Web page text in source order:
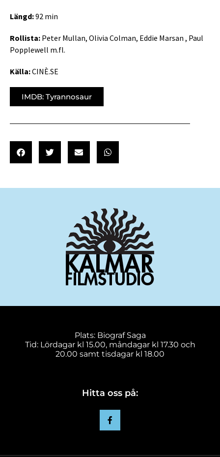
Längd:92 min
Rollista: Peter Mullan, Olivia Colman, Eddie Marsan , Paul
Popplewell m.fl.
Källa:CINÈ.SE
IMDB: Tyrannosaur
Plats: Biograf Saga
Tid: Lördagar kl 15.00, måndagar kl 17.30 och
20.00 samt tisdagar kl 18.00
Hitta oss på: